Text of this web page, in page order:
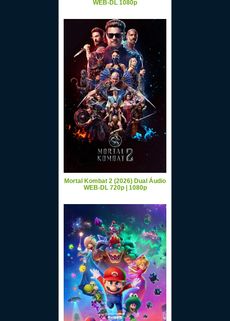
WEB-DL 1080p
Mortal Kombat 2 (2026) Dual Áudio
WEB-DL 720p | 1080p